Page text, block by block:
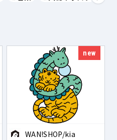
new
WAN!SHOP/kia